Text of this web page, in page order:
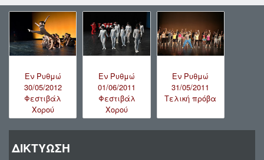
Εν Ρυθμώ
30/05/2012
Φεστιβάλ
Χορού
Εν Ρυθμώ
01/06/2011
Φεστιβάλ
Χορού
Εν Ρυθμώ
31/05/2011
Τελική πρόβα
ΔΙΚΤΥΩΣΗ